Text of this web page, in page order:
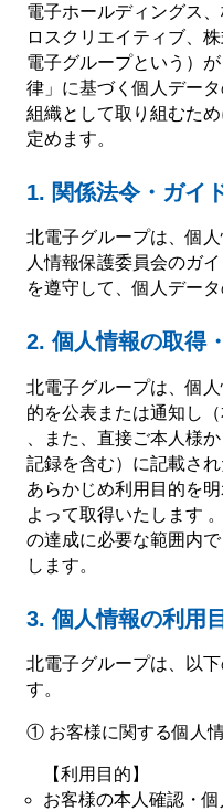
会社情報
株式会社北電子ホー
株式会社北電子
株式会社ゼクロスク
株式会社キタック販
北電子製品販売ネッ
企業活動
企業活動
SDGs
お楽しみ機能
電子ホールディングス
ロスクリエイティブ、
電子グループという）
律」に基づく個人デー
組織として取り組むた
定めます。
1. 関係法令・ガイ
北電子グループは、個
人情報保護委員会のガ
を遵守して、個人デー
2. 個人情報の取得
北電子グループは、個
的を公表または通知し
、また、直接ご本人様
記録を含む）に記載さ
あらかじめ利用目的を
よって取得いたします
の達成に必要な範囲内
します。
3. 個人情報の利用
北電子グループは、以
す。
① お客様に関する個人
【利用目的】
お客様の本人確認・